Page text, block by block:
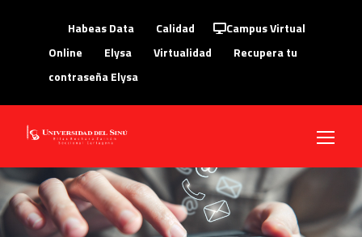
Campus Virtual
Habeas Data
Calidad
Online
Elysa Virtualidad
Recupera tu
contraseña Elysa